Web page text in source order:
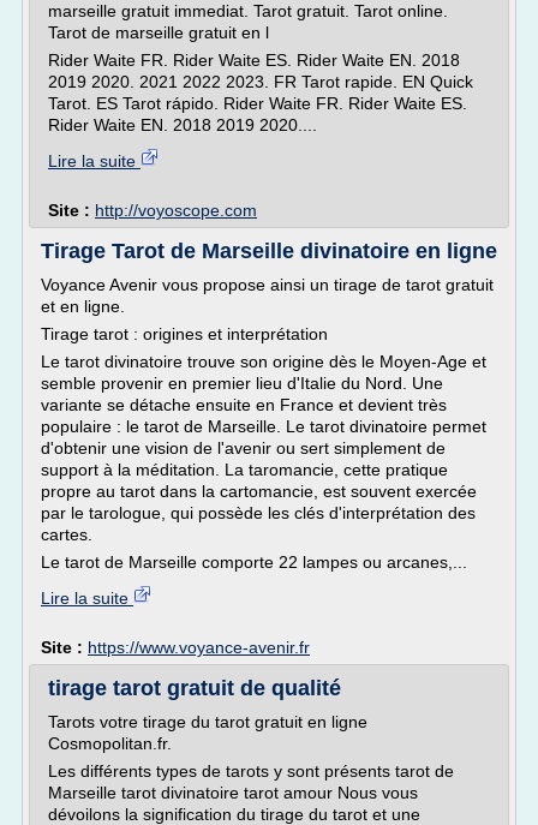
marseille gratuit immediat. Tarot gratuit. Tarot online.
Tarot de marseille gratuit en l
Rider Waite FR. Rider Waite ES. Rider Waite EN. 2018
2019 2020. 2021 2022 2023. FR Tarot rapide. EN Quick
Tarot. ES Tarot rápido. Rider Waite FR. Rider Waite ES.
Rider Waite EN. 2018 2019 2020....
Lire la suite
Site : http://voyoscope.com
Tirage Tarot de Marseille divinatoire en ligne
Voyance Avenir vous propose ainsi un tirage de tarot gratuit
et en ligne.
Tirage tarot : origines et interprétation
Le tarot divinatoire trouve son origine dès le Moyen-Age et
semble provenir en premier lieu d'Italie du Nord. Une
variante se détache ensuite en France et devient très
populaire : le tarot de Marseille. Le tarot divinatoire permet
d'obtenir une vision de l'avenir ou sert simplement de
support à la méditation. La taromancie, cette pratique
propre au tarot dans la cartomancie, est souvent exercée
par le tarologue, qui possède les clés d'interprétation des
cartes.
Le tarot de Marseille comporte 22 lampes ou arcanes,...
Lire la suite
Site : https://www.voyance-avenir.fr
tirage tarot gratuit de qualité
Tarots votre tirage du tarot gratuit en ligne
Cosmopolitan.fr.
Les différents types de tarots y sont présents tarot de
Marseille tarot divinatoire tarot amour Nous vous
dévoilons la signification du tirage du tarot et une